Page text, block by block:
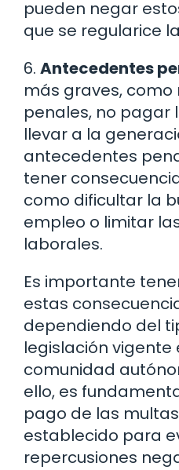
pueden negar
que se regularice
6. Antecedentes
más graves,
penales, no pagar
llevar a la
antecedentes
tener
como dificultar la
empleo o limitar
laborales.
Es importante
estas
dependiendo del
legislación vigente
comunidad
ello, es
pago de las
establecido para
repercusiones